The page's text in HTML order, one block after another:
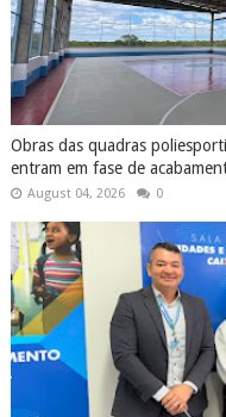
Obras das quadras
entram em fase de
August 04, 2026 0